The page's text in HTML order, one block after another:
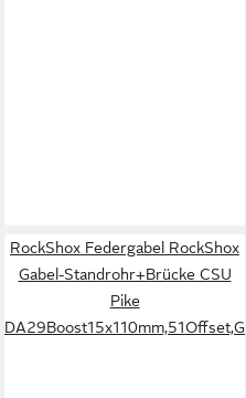
RockShox Federgabel RockShox
Gabel-Standrohr+Brücke CSU
Pike
DA29Boost15x110mm,51Offset,Gl